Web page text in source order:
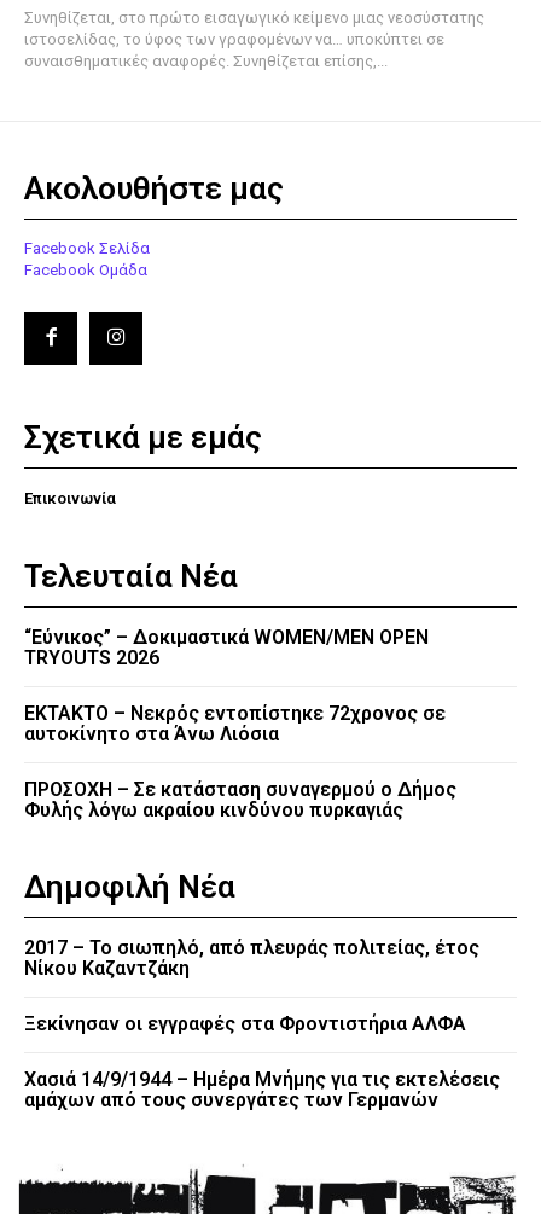
Συνηθίζεται, στο πρώτο εισαγωγικό κείμενο μιας νεοσύστατης
ιστοσελίδας, το ύφος των γραφομένων να… υποκύπτει σε
συναισθηματικές αναφορές. Συνηθίζεται επίσης,...
Ακολουθήστε μας
Facebook Σελίδα
Facebook Ομάδα
Σχετικά με εμάς
Επικοινωνία
Τελευταία Νέα
“Εύνικος” – Δοκιμαστικά WOMEN/MEN OPEN
TRYOUTS 2026
EKTAKTO – Νεκρός εντοπίστηκε 72χρονος σε
αυτοκίνητο στα Άνω Λιόσια
ΠΡΟΣΟΧΗ – Σε κατάσταση συναγερμού ο Δήμος
Φυλής λόγω ακραίου κινδύνου πυρκαγιάς
Δημοφιλή Νέα
2017 – Το σιωπηλό, από πλευράς πολιτείας, έτος
Νίκου Καζαντζάκη
Ξεκίνησαν οι εγγραφές στα Φροντιστήρια ΑΛΦΑ
Χασιά 14/9/1944 – Ημέρα Μνήμης για τις εκτελέσεις
αμάχων από τους συνεργάτες των Γερμανών